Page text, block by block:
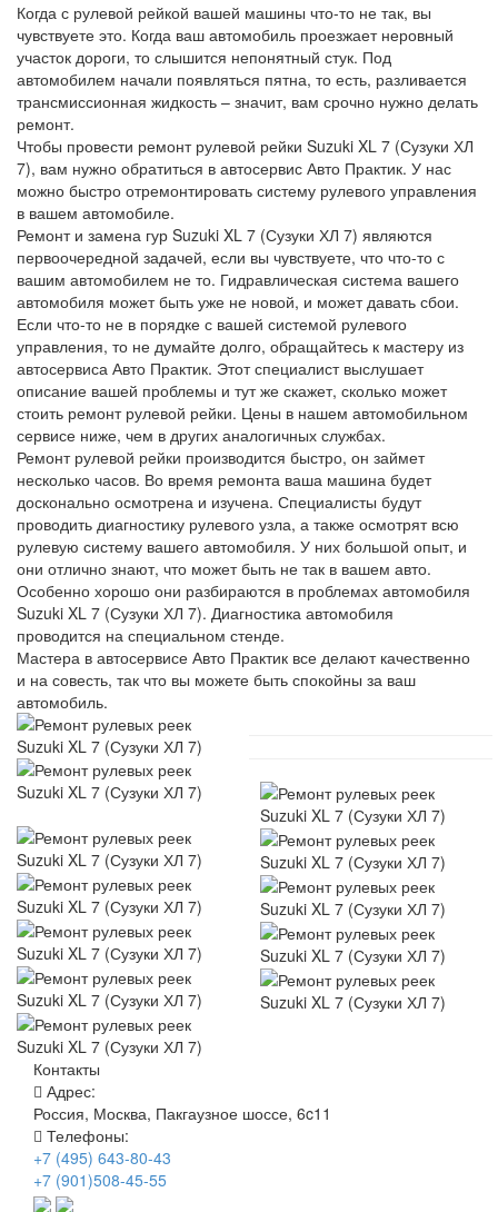
Когда с рулевой рейкой вашей машины что-то не так, вы
чувствуете это. Когда ваш автомобиль проезжает неровный
участок дороги, то слышится непонятный стук. Под
автомобилем начали появляться пятна, то есть, разливается
трансмиссионная жидкость – значит, вам срочно нужно делать
ремонт.
Чтобы провести ремонт рулевой рейки Suzuki XL 7 (Сузуки ХЛ
7), вам нужно обратиться в автосервис Авто Практик. У нас
можно быстро отремонтировать систему рулевого управления
в вашем автомобиле.
Ремонт и замена гур Suzuki XL 7 (Сузуки ХЛ 7) являются
первоочередной задачей, если вы чувствуете, что что-то с
вашим автомобилем не то. Гидравлическая система вашего
автомобиля может быть уже не новой, и может давать сбои.
Если что-то не в порядке с вашей системой рулевого
управления, то не думайте долго, обращайтесь к мастеру из
автосервиса Авто Практик. Этот специалист выслушает
описание вашей проблемы и тут же скажет, сколько может
стоить ремонт рулевой рейки. Цены в нашем автомобильном
сервисе ниже, чем в других аналогичных службах.
Ремонт рулевой рейки производится быстро, он займет
несколько часов. Во время ремонта ваша машина будет
досконально осмотрена и изучена. Специалисты будут
проводить диагностику рулевого узла, а также осмотрят всю
рулевую систему вашего автомобиля. У них большой опыт, и
они отлично знают, что может быть не так в вашем авто.
Особенно хорошо они разбираются в проблемах автомобиля
Suzuki XL 7 (Сузуки ХЛ 7). Диагностика автомобиля
проводится на специальном стенде.
Мастера в автосервисе Авто Практик все делают качественно
и на совесть, так что вы можете быть спокойны за ваш
автомобиль.
Контакты
Адрес:
Россия, Москва, Пакгаузное шоссе, 6c11
Телефоны:
+7 (495) 643-80-43
+7 (901)508-45-55